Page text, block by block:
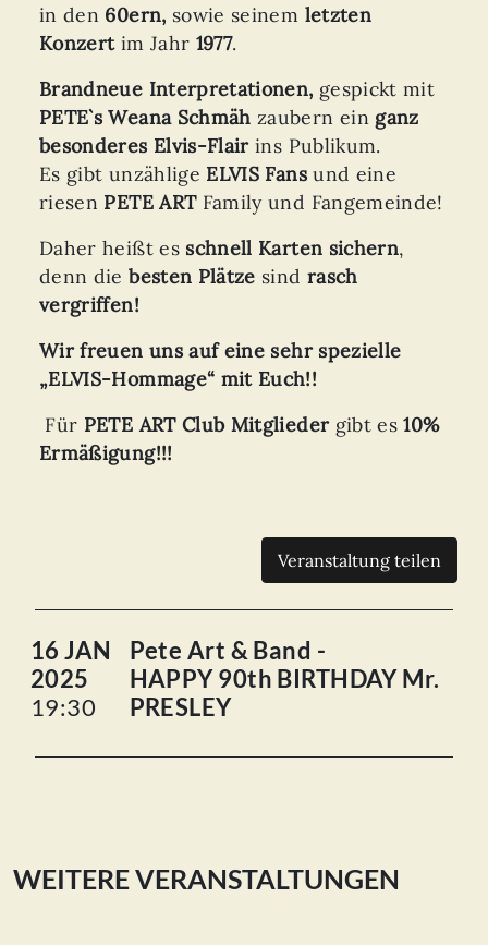
in den 60ern, sowie seinem letzten
Konzert im Jahr 1977.
Brandneue Interpretationen, gespickt mit
PETE`s Weana Schmäh zaubern ein ganz
besonderes Elvis-Flairins Publikum.
Es gibt unzählige ELVIS Fansund eine
riesen PETE ARTFamily und Fangemeinde!
Daher heißt es schnell Karten sichern,
denn diebesten Plätze sind rasch
vergriffen!
Wir freuen uns auf eine sehr spezielle
„ELVIS-Hommage“ mit Euch!!
Für PETE ART Club Mitglieder gibt es 10%
Ermäßigung!!!
Veranstaltung teilen
16 JAN
2025
19:30
Pete Art & Band -
HAPPY 90th BIRTHDAY Mr.
PRESLEY
WEITERE VERANSTALTUNGEN